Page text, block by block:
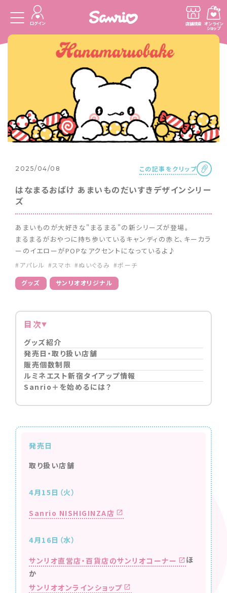
ログイン 店舗検索 オンライン
ショップ
2025/04/08 この記事をクリップ
はなまるおばけ あまいものだいすきデザインシリー
ズ
あまいものが大好きな"まるまる"の新シリーズが登場。
まるまるがおやつに持ち歩いているキャンディの赤と、キーカラ
ーのイエローがPOPなアクセントになっているよ♪
#アパレル #スマホ #ぬいぐるみ #ポーチ
グッズ サンリオオリジナル
目次
グッズ紹介
発売日・取り扱い店舗
販売個数制限
ルミネエスト新宿タイアップ情報
Sanrio＋を始めるには？
発売日
取り扱い店舗
4月15日（火）
Sanrio NISHIGINZA店
4月16日（水）
サンリオ直営店・百貨店のサンリオコーナー
ほ
か
サンリオオンラインショップ